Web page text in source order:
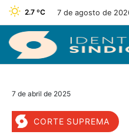
2.7 ºC 7 de agosto de
7 de abril de 2025
CORTE SUPREMA